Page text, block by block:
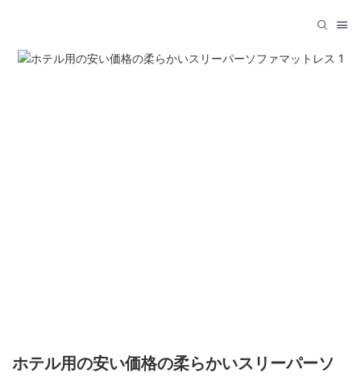
ホテル用の安い価格の柔らかいスリーパーソ